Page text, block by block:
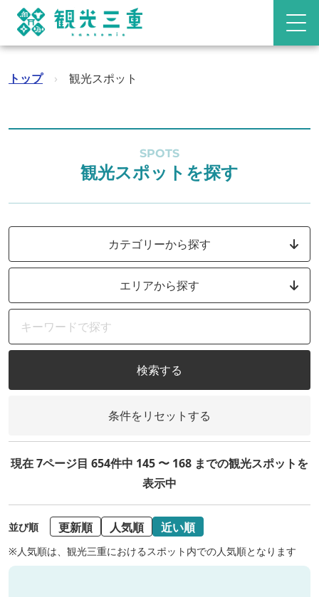
トップ › 観光スポット
SPOTS
観光スポットを探す
カテゴリーから探す
エリアから探す
検索する
条件をリセットする
現在 7ページ目 654件中 145 〜 168 までの観光スポットを
表示中
並び順 更新順 人気順 近い順
※人気順は、観光三重におけるスポット内での人気順となります